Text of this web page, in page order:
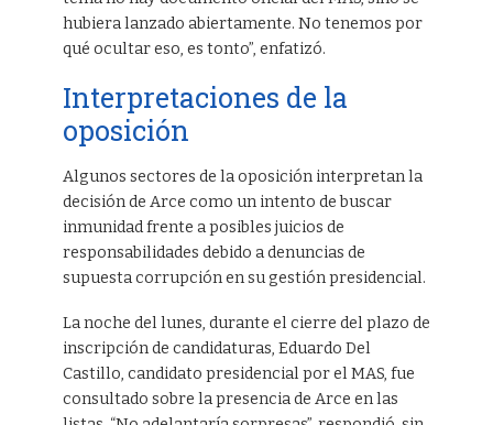
hubiera lanzado abiertamente. No tenemos por
qué ocultar eso, es tonto”, enfatizó.
Interpretaciones de la
oposición
Algunos sectores de la oposición interpretan la
decisión de Arce como un intento de buscar
inmunidad frente a posibles juicios de
responsabilidades debido a denuncias de
supuesta corrupción en su gestión presidencial.
La noche del lunes, durante el cierre del plazo de
inscripción de candidaturas, Eduardo Del
Castillo, candidato presidencial por el MAS, fue
consultado sobre la presencia de Arce en las